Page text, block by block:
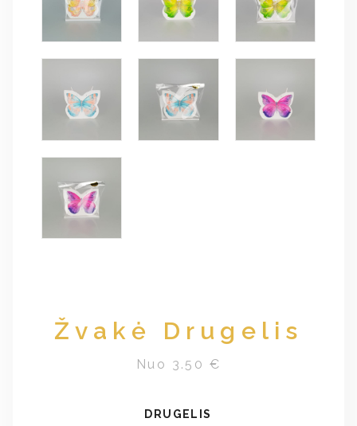
Žvakė Drugelis
Nuo 3.50 €
DRUGELIS